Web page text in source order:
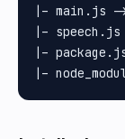
|– main.js -
|–
|–